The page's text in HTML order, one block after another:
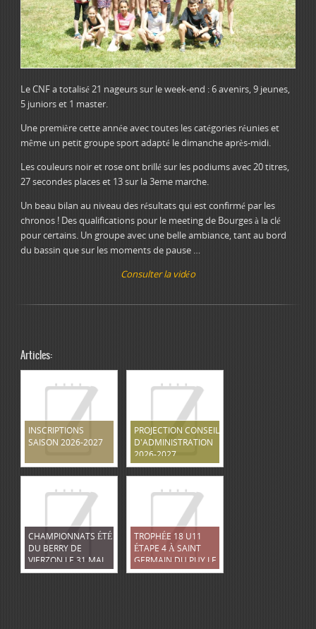
Le CNF a totalisé 21 nageurs sur le week-end : 6 avenirs, 9 jeunes,
5 juniors et 1 master.
Une première cette année avec toutes les catégories réunies et
même un petit groupe sport adapté le dimanche après-midi.
Les couleurs noir et rose ont brillé sur les podiums avec 20 titres,
27 secondes places et 13 sur la 3eme marche.
Un beau bilan au niveau des résultats qui est confirmé par les
chronos ! Des qualifications pour le meeting de Bourges à la clé
pour certains. Un groupe avec une belle ambiance, tant au bord
du bassin que sur les moments de pause …
Consulter la vidéo
Articles:
INSCRIPTIONS
SAISON 2026-2027
PROJECTION CONSEIL
D'ADMINISTRATION
2026-2027
CHAMPIONNATS ÉTÉ
DU BERRY DE
VIERZON LE 31 MAI
2026
TROPHÉE 18 U11
ÉTAPE 4 À SAINT
GERMAIN DU PUY LE
12 AVRIL 2026